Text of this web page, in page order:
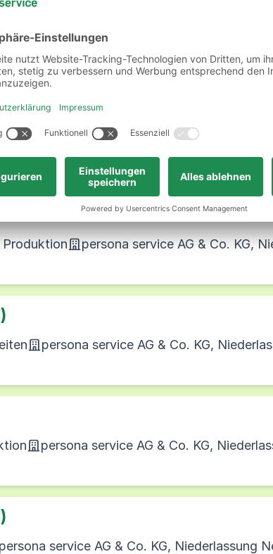
persona service AG & Co. KG,
persona service AG & Co. KG,
Produktion persona service AG & Co. KG,
persona service AG & Co. KG,
persona service AG & Co. KG,
persona service AG & Co. KG, Niederlassung